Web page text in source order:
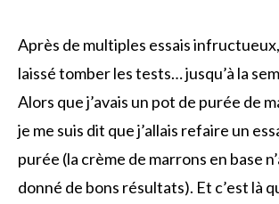
Après de multiples essais
laissé tomber les tests… jusqu’à la
Alors que j’avais un pot de purée de
je me suis dit que j’allais refaire un
purée (la crème de marrons en base
donné de bons résultats). Et c’est là